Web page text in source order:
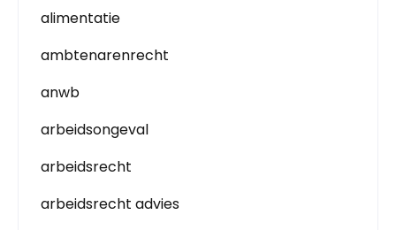
alimentatie
ambtenarenrecht
anwb
arbeidsongeval
arbeidsrecht
arbeidsrecht advies